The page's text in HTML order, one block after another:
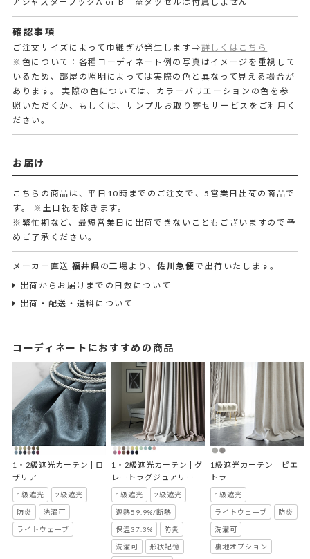
確認事項
ご注文サイズによって巾継ぎが発生します⇒詳しくはこちら
※色について：各種コーディネート例の写真はイメージを重視して
いるため、部屋の照明によっては実際の色と異なって見える場合が
あります。 実際の色については、カラーバリエーションの色を参
照いただくか、もしくは、サンプルお取り寄せサービスをご利用く
ださい。
お届け
こちらの商品は、平日10時までのご注文で、5営業日出荷の商品で
す。
※土日祝を除きます。
※繁忙期など、最短営業日に出荷できないこともございますので予
めご了承ください。
メーカー直送 福井県 の工場より、 佐川急便で出荷いたします。
出荷からお届けまでの日数について
出荷・配送・送料について
コーディネートにおすすめの商品
1・2級遮光カーテン | ロ
ザリア
1級遮光 2級遮光
防炎 洗濯可
ライトウェーブ
1・2級遮光カーテン | グ
レートラグジュアリー
1級遮光 2級遮光
遮熱59.9%/断熱
保温37.3% 防炎
洗濯可 形状記憶
1級遮光カーテン｜ピエ
トラ
1級遮光
ライトウェーブ 防炎
洗濯可
裏地オプション